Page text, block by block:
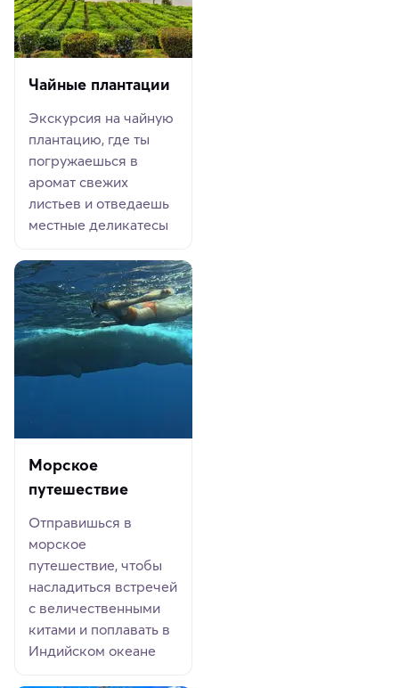
Чайные плантации
Экскурсия на чайную
плантацию, где ты
погружаешься в
аромат свежих
листьев и отведаешь
местные деликатесы
Морское
путешествие
Отправишься в
морское
путешествие, чтобы
насладиться встречей
с величественными
китами и поплавать в
Индийском океане